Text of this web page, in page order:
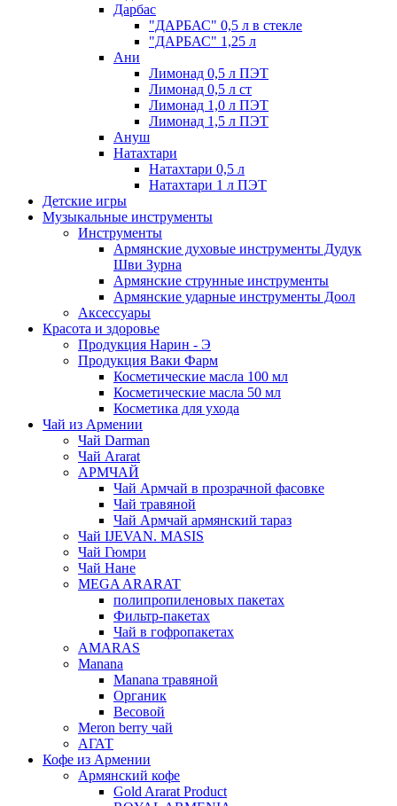
Дарбас
"ДАРБАС" 0,5 л в стекле
"ДАРБАС" 1,25 л
Ани
Лимонад 0,5 л ПЭТ
Лимонад 0,5 л ст
Лимонад 1,0 л ПЭТ
Лимонад 1,5 л ПЭТ
Ануш
Натахтари
Натахтари 0,5 л
Натахтари 1 л ПЭТ
Детские игры
Музыкальные инструменты
Инструменты
Армянские духовые инструменты Дудук
Шви Зурна
Армянские струнные инструменты
Армянские ударные инструменты Доол
Аксессуары
Красота и здоровье
Продукция Нарин - Э
Продукция Ваки Фарм
Косметические масла 100 мл
Косметические масла 50 мл
Косметика для ухода
Чай из Армении
Чай Darman
Чай Ararat
АРМЧАЙ
Чай Армчай в прозрачной фасовке
Чай травяной
Чай Армчай армянский тараз
Чай IJEVAN. MASIS
Чай Гюмри
Чай Нане
MEGA ARARAT
полипропиленовых пакетах
Фильтр-пакетах
Чай в гофропакетах
AMARAS
Manana
Manana травяной
Органик
Весовой
Meron berry чай
АГАТ
Кофе из Армении
Армянский кофе
Gold Ararat Product